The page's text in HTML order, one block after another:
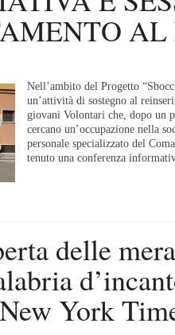
AL
Nell’ambito del Progetto
un’attività di sostegno al
giovani Volontari che, dopo un
cercano un’occupazione nella
personale specializzato del
tenuto una conferenza
delle
York